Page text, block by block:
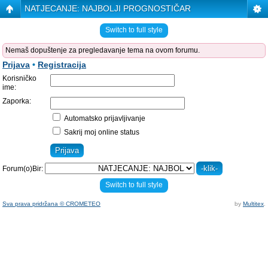
NATJECANJE: NAJBOLJI PROGNOSTIČAR
Switch to full style
Nemaš dopuštenje za pregledavanje tema na ovom forumu.
Prijava • Registracija
Korisničko
ime:
Zaporka:
Automatsko prijavljivanje
Sakrij moj online status
Forum(o)Bir:
Switch to full style
Sva prava pridržana © CROMETEO by Multitex